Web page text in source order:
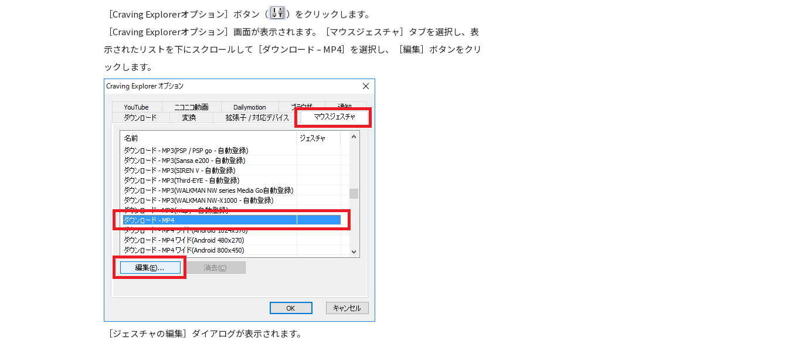
［Craving Explorerオプション］ボタン（
）をクリックします。
［Craving Explorerオプション］画面が表示されます。［マウスジェスチャ］タブを選択し、表
示されたリストを下にスクロールして［ダウンロード – MP4］を選択し、［編集］ボタンをクリ
ックします。
［ジェスチャの編集］ダイアログが表示されます。